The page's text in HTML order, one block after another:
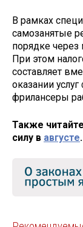
В рамках
самозанятые
порядке
При этом
составляет
оказании
фрилансеры
Также
силу в августе.